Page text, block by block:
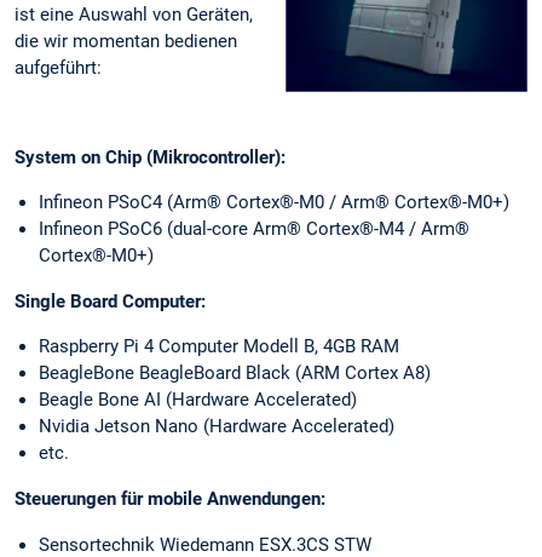
ist eine Auswahl von Geräten,
die wir momentan bedienen
aufgeführt:
System on Chip (Mikrocontroller):
Infineon PSoC4 (Arm® Cortex®-M0 / Arm® Cortex®-M0+)
Infineon PSoC6 (dual-core Arm® Cortex®-M4 / Arm®
Cortex®-M0+)
Single Board Computer:
Raspberry Pi 4 Computer Modell B, 4GB RAM
BeagleBone BeagleBoard Black (ARM Cortex A8)
Beagle Bone AI (Hardware Accelerated)
Nvidia Jetson Nano (Hardware Accelerated)
etc.
Steuerungen für mobile Anwendungen:
Sensortechnik Wiedemann ESX.3CS STW